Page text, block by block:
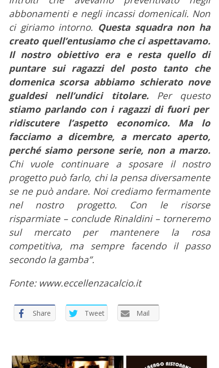
abbonamenti e negli incassi domenicali. Non
ci giriamo intorno. Questa squadra non ha
creato quell’entusiamo che ci aspettavamo.
Il nostro obiettivo era e resta quello di
puntare sui ragazzi del posto tanto che
domenica scorsa abbiamo schierato nove
gualdesi nell’undici titolare.Per questo
stiamo parlando con i ragazzi di fuori per
ridiscutere l’aspetto economico. Ma lo
facciamo a dicembre, a mercato aperto,
perché siamo persone serie, non a marzo.
Chi vuole continuare a sposare il nostro
progetto può farlo, chi la pensa diversamente
se ne può andare. Noi crediamo fermamente
nel nostro progetto. Con le risorse
risparmiate – conclude Rinaldini – torneremo
sul mercato per mantenere la rosa
competitiva, ma sempre facendo il passo
secondo la gamba”.
Fonte: www.eccellenzacalcio.it
Share Tweet Mail
C
e
r
c
p
r
: